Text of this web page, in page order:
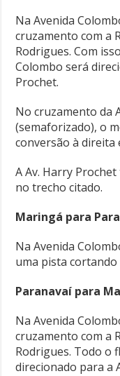
Na Avenida
cruzamento com a
Rodrigues. Com
Colombo será
Prochet.
No cruzamento da
(semaforizado), o
conversão à direita
A Av. Harry
no trecho citado.
Maringá para
Na Avenida
uma pista
Paranavaí para
Na Avenida
cruzamento com a
Rodrigues. Todo o
direcionado para a